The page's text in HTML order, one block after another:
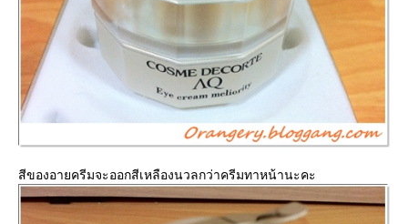
สีของอายครีมจะออกสีเหลืองนวลกว่าครีมทาหน้านะคะ